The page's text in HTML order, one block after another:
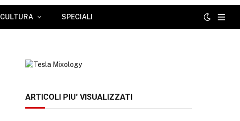
CULTURA SPECIALI
ARTICOLI PIU' VISUALIZZATI